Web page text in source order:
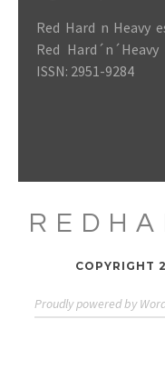
Red Hard n Heavy
Red
ISSN: 2951-9284
COPYRIGHT
Proudly powered by